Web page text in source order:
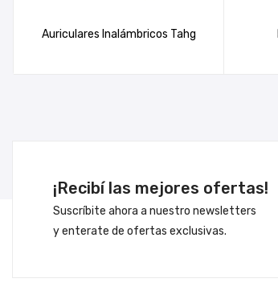
Auriculares Inalámbricos Tahg
¡Recibí las mejores ofertas!
Suscríbite ahora a nuestro newsletters
y enterate de ofertas exclusivas.